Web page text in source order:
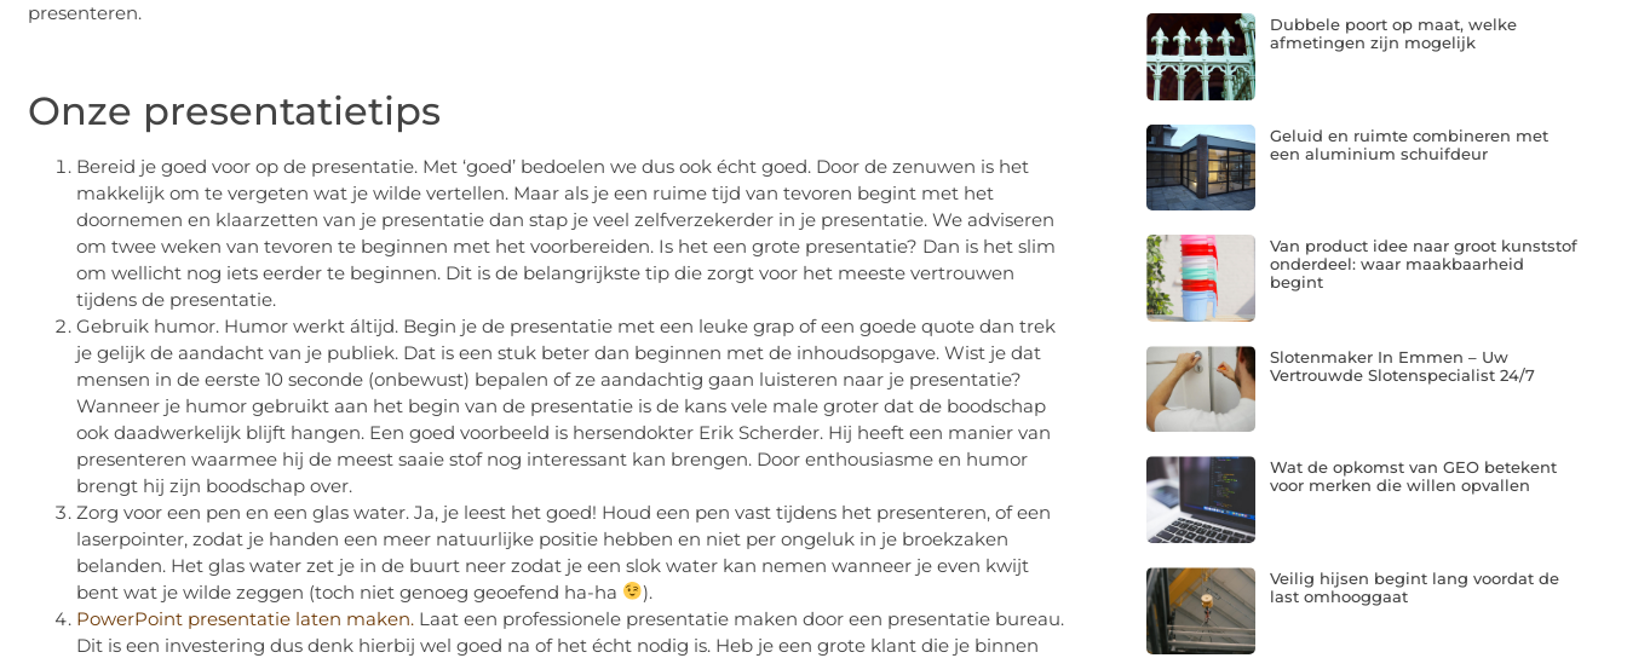
presenteren.
Onze presentatietips
Bereid je goed voor op de presentatie. Met ‘goed’ bedoelen we dus ook écht goed. Door de zenuwen is het
makkelijk om te vergeten wat je wilde vertellen. Maar als je een ruime tijd van tevoren begint met het
doornemen en klaarzetten van je presentatie dan stap je veel zelfverzekerder in je presentatie. We adviseren
om twee weken van tevoren te beginnen met het voorbereiden. Is het een grote presentatie? Dan is het slim
om wellicht nog iets eerder te beginnen. Dit is de belangrijkste tip die zorgt voor het meeste vertrouwen
tijdens de presentatie.
Gebruik humor. Humor werkt áltijd. Begin je de presentatie met een leuke grap of een goede quote dan trek
je gelijk de aandacht van je publiek. Dat is een stuk beter dan beginnen met de inhoudsopgave. Wist je dat
mensen in de eerste 10 seconde (onbewust) bepalen of ze aandachtig gaan luisteren naar je presentatie?
Wanneer je humor gebruikt aan het begin van de presentatie is de kans vele male groter dat de boodschap
ook daadwerkelijk blijft hangen. Een goed voorbeeld is hersendokter Erik Scherder. Hij heeft een manier van
presenteren waarmee hij de meest saaie stof nog interessant kan brengen. Door enthousiasme en humor
brengt hij zijn boodschap over.
Zorg voor een pen en een glas water. Ja, je leest het goed! Houd een pen vast tijdens het presenteren, of een
laserpointer, zodat je handen een meer natuurlijke positie hebben en niet per ongeluk in je broekzaken
belanden. Het glas water zet je in de buurt neer zodat je een slok water kan nemen wanneer je even kwijt
bent wat je wilde zeggen (toch niet genoeg geoefend ha-ha
).
PowerPoint presentatie laten maken. Laat een professionele presentatie maken door een presentatie bureau.
Dit is een investering dus denk hierbij wel goed na of het écht nodig is. Heb je een grote klant die je binnen
Dubbele poort op maat, welke
afmetingen zijn mogelijk
Geluid en ruimte combineren met
een aluminium schuifdeur
Van product idee naar groot kunststof
onderdeel: waar maakbaarheid
begint
Slotenmaker In Emmen – Uw
Vertrouwde Slotenspecialist 24/7
Wat de opkomst van GEO betekent
voor merken die willen opvallen
Veilig hijsen begint lang voordat de
last omhooggaat